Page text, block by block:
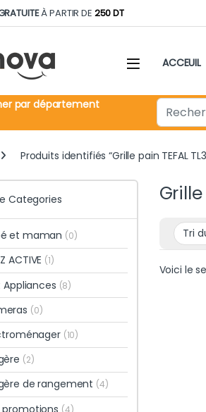
À PARTIR DE 250 DT
ACCEUIL
par département Search for:
Produits identifiés “Grille pain TEFAL
Grille
Voici le
Categories
et maman (0)
ACTIVE (1)
Appliances (8)
(0)
(10)
(2)
de rangement (4)
promotions (4)